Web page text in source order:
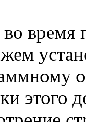
время
этого